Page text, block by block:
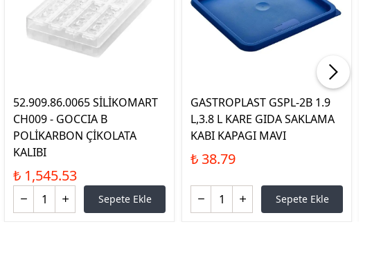
52.909.86.0065 SİLİKOMART
CH009 - GOCCIA B
POLİKARBON ÇİKOLATA
KALIBI
₺ 1,545.53
Sepete Ekle
GASTROPLAST GSPL-2B 1.9
L,3.8 L KARE GIDA SAKLAMA
KABI KAPAGI MAVI
₺ 38.79
Sepete Ekle